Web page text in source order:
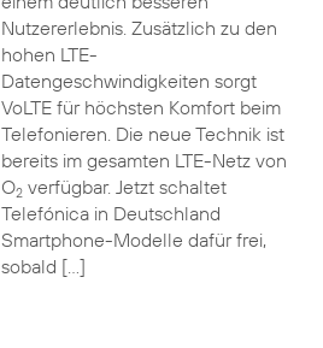
Nutzererlebnis. Zusätzlich zu den
hohen LTE-
Datengeschwindigkeiten sorgt
VoLTE für höchsten Komfort beim
Telefonieren. Die neue Technik ist
bereits im gesamten LTE-Netz von
O2verfügbar. Jetzt schaltet
Telefónica in Deutschland
Smartphone-Modelle dafür frei,
sobald […]